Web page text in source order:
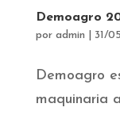
Demoagro
por admin 31/
Demoagro
maquinaria